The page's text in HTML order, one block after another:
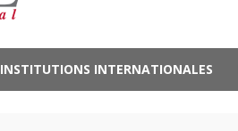
INSTITUTIONS INTERNATIONALES